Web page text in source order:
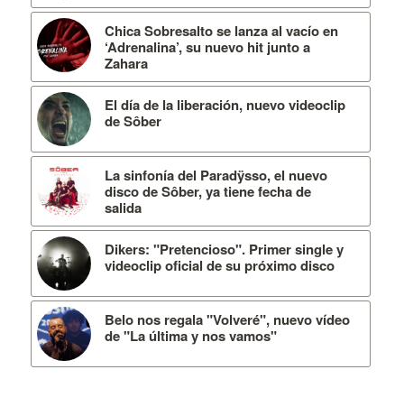
Chica Sobresalto se lanza al vacío en
‘Adrenalina’, su nuevo hit junto a
Zahara
El día de la liberación, nuevo videoclip
de Sôber
La sinfonía del Paradÿsso, el nuevo
disco de Sôber, ya tiene fecha de
salida
Dikers: "Pretencioso". Primer single y
videoclip oficial de su próximo disco
Belo nos regala "Volveré", nuevo vídeo
de "La última y nos vamos"